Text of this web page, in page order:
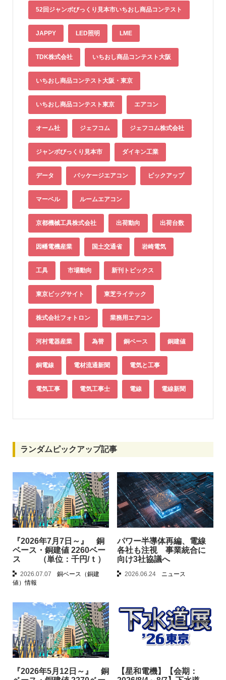
52回ジャンボびっくり見本市いちおし商品コンテスト
JAPPY LED照明 LME
TDK株式会社 いちおし商品コンテスト大阪
いちおし商品コンテスト大阪・東京
いちおし商品コンテスト東京 エアコン
オーム社 ジェフコム ジェフコム株式会社
ジャンボびっくり見本市 ダイキン工業
データ パッケージエアコン ピックアップ
マーベル ルームエアコン
京都機械工具株式会社 出荷動向 出荷台数
因幡電機産業 国土交通省 岩崎電気
工具 市場動向 新刊トピックス
東京ビッグサイト 東芝ライテック
株式会社フォトロン 業務用エアコン
河村電器産業 為替 銅ベース 銅建値
銅電線 電材流通新聞 電気と工事
電気工事 電気工事士 電線 電線新聞
ランダムピックアップ記事
『2026年7月7日～』 銅
ベース・銅建値 2260ベー
ス （単位：千円/ｔ）
2026.07.07
銅ベース（銅建
値）情報
パワー半導体再編、電線
各社も注視 事業統合に
向け3社協議へ
2026.06.24 ニュース
『2026年5月12日～』 銅
【星和電機】【会期：